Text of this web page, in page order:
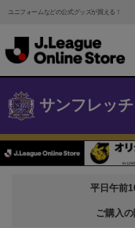
ユニフォームなどの公式グッズが買える！
サンフレッ
平日午前
ご購入